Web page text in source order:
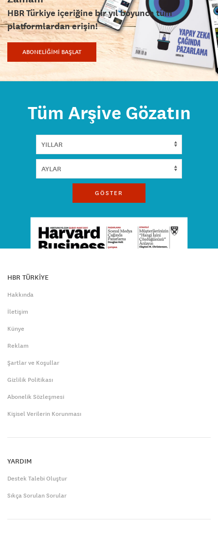
HBR Türkiye içeriğine bir yıl boyunca tüm
platformlardan erişin!
ABONELİĞİMİ BAŞLAT
Tüm Arşive Gözatın
GÖSTER
HBR TÜRKİYE
Hakkında
İletişim
Künye
Reklam
Şartlar ve Koşullar
Gizlilik Politikası
Abonelik Sözleşmesi
Kişisel Verilerin Korunması
YARDIM
Destek Talebi Oluştur
Sıkça Sorulan Sorular